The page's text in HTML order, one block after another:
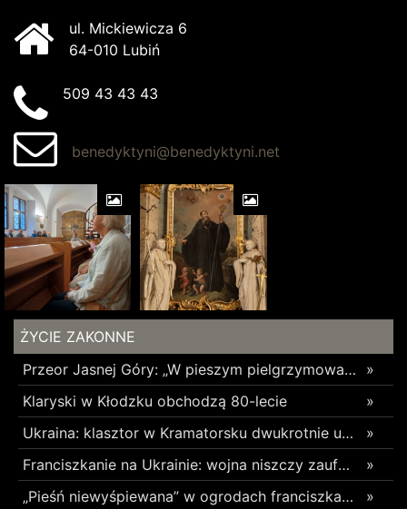
ul. Mickiewicza 6
64-010 Lubiń
509 43 43 43
benedyktyni@benedyktyni.net
ŻYCIE ZAKONNE
»
Przeor Jasnej Góry: „W pieszym pielgrzymowaniu jest coś niezwykłego”
»
Klaryski w Kłodzku obchodzą 80-lecie
»
Ukraina: klasztor w Kramatorsku dwukrotnie uszkodzony w ciągu trzech tygodni
»
Franciszkanie na Ukrainie: wojna niszczy zaufanie
»
„Pieśń niewyśpiewana” w ogrodach franciszkańskich w Radomsku